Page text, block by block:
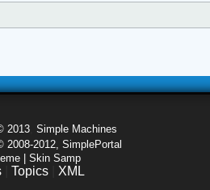
2013 Simple Machines
2008-2012, SimplePortal
| Skin Samp
Topics XML